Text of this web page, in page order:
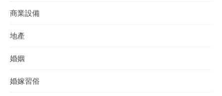
商業設備
地產
婚姻
婚嫁習俗